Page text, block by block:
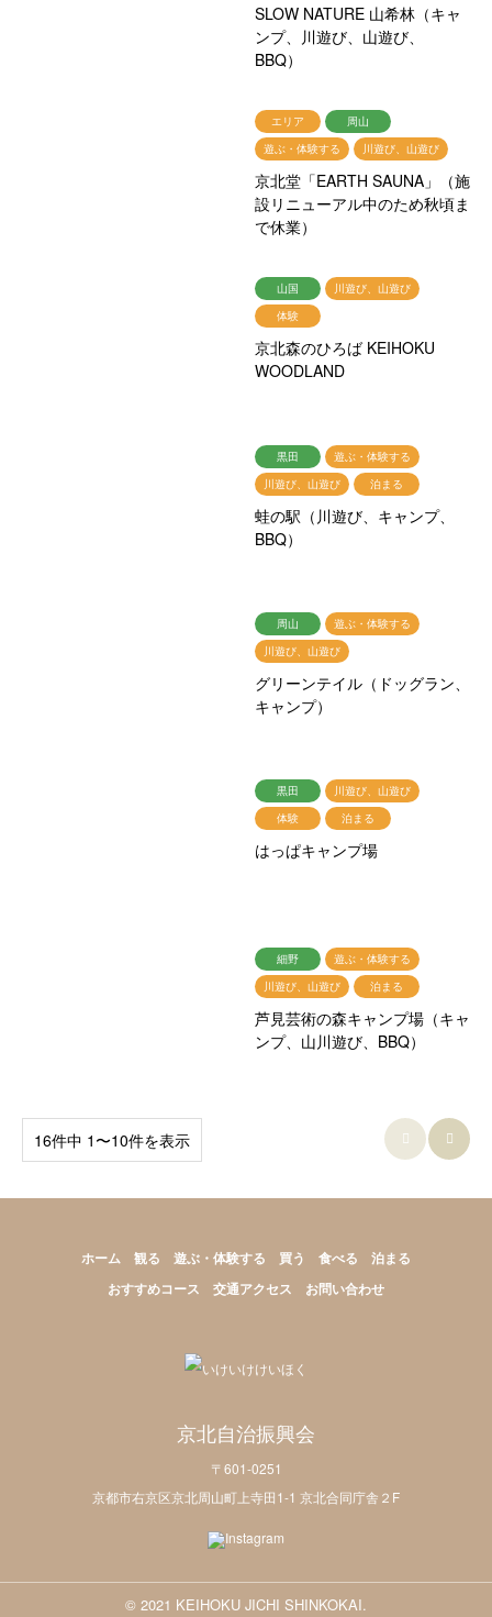
SLOW NATURE 山希林（キャ
ンプ、川遊び、山遊び、
BBQ）
エリア
周山
遊ぶ・体験する
川遊び、山遊び
京北堂「EARTH SAUNA」（施
設リニューアル中のため秋頃ま
で休業）
山国
川遊び、山遊び
体験
京北森のひろば KEIHOKU
WOODLAND
黒田
遊ぶ・体験する
川遊び、山遊び
泊まる
蛙の駅（川遊び、キャンプ、
BBQ）
周山
遊ぶ・体験する
川遊び、山遊び
グリーンテイル（ドッグラン、
キャンプ）
黒田
川遊び、山遊び
体験
泊まる
はっぱキャンプ場
細野
遊ぶ・体験する
川遊び、山遊び
泊まる
芦見芸術の森キャンプ場（キャ
ンプ、山川遊び、BBQ）
16件中 1〜10件を表示  
ホーム 観る 遊ぶ・体験する 買う 食べる
泊まる
おすすめコース
交通アクセス お問い合わせ
京北自治振興会
〒601-0251
京都市右京区京北周山町上寺田1-1 京北合同庁舎２F
© 2021 KEIHOKU JICHI SHINKOKAI.